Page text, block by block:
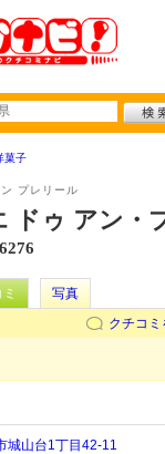
菓子
プレリール
ドゥ アン・
ミ
写真
クチコミ
城山台1丁目42-11